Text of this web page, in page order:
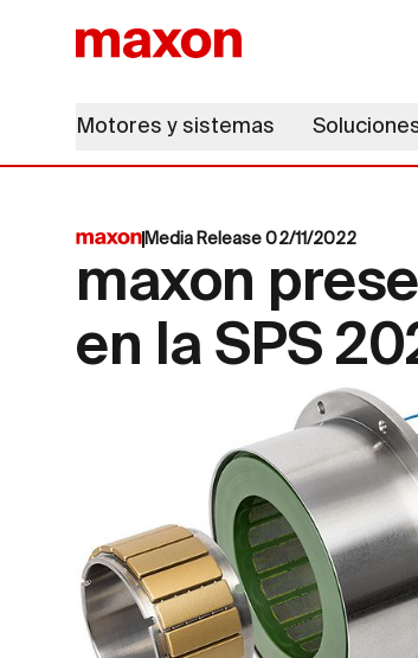
Motores y sistemas
Media Release 02/11/2022
maxon
en la SPS